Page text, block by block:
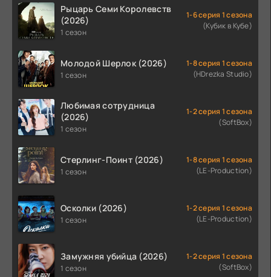
Рыцарь Семи Королевств
(2026)
1 сезон
1-6 серия 1 сезона
(Кубик в Кубе)
Молодой Шерлок (2026)
1 сезон
1-8 серия 1 сезона
(HDrezka Studio)
Любимая сотрудница
(2026)
1 сезон
1-2 серия 1 сезона
(SoftBox)
Стерлинг-Поинт (2026)
1 сезон
1-8 серия 1 сезона
(LE-Production)
Осколки (2026)
1 сезон
1-2 серия 1 сезона
(LE-Production)
Замужняя убийца (2026)
1 сезон
1-2 серия 1 сезона
(SoftBox)